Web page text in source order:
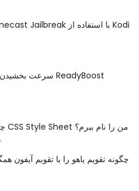
چگونه Chromecast Jailbreak با استفاده از Kodi
سرعت بخشیدن به ویندوز 7 با ReadyBoost
چه باید نام فایل CSS Style Sheet من را نام ببرم؟
چگونه تقویم یاهو را با تقویم آیفون